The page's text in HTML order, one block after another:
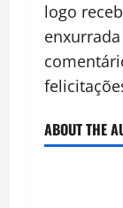
logo
ABOUT THE